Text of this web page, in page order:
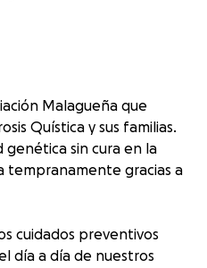
Malagueña que
Quística y sus familias.
genética sin cura en la
tempranamente gracias a
cuidados preventivos
día a día de nuestros